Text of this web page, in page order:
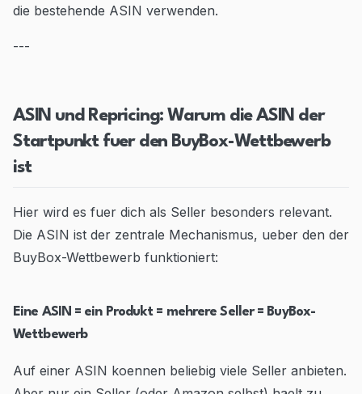
die bestehende ASIN verwenden.
---
ASIN und Repricing: Warum die ASIN der
Startpunkt fuer den BuyBox-Wettbewerb
ist
Hier wird es fuer dich als Seller besonders relevant.
Die ASIN ist der zentrale Mechanismus, ueber den der
BuyBox-Wettbewerb funktioniert:
Eine ASIN = ein Produkt = mehrere Seller = BuyBox-
Wettbewerb
Auf einer ASIN koennen beliebig viele Seller anbieten.